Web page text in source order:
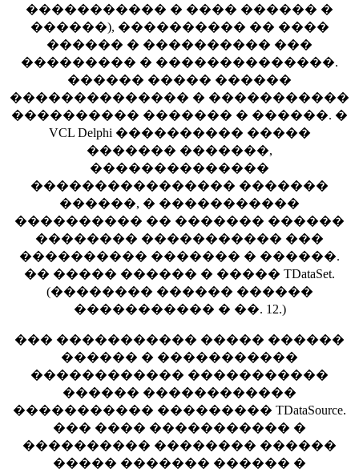
����������� � ���� ������ �
������), ���������� �� ����
������ � ���������� ���
��������� � ��������������.
������ ����� ������
�������������� � �����������
���������� ������� � ������. �
VCL Delphi ���������� �����
������� �������,
��������������
���������������� �������
������, � �����������
���������� �� ������� ������
�������� ����������� ���
���������� ������� � ������.
�� ����� ������ � ����� TDataSet.
(�������� ������ ������
����������� � ��. 12.)
��� ����������� ����� ������
������ � �����������
������������ �����������
������ ������������
����������� ��������� TDataSource.
��� ���� ����������� �
���������� �������� ������
����� ������� ������ �